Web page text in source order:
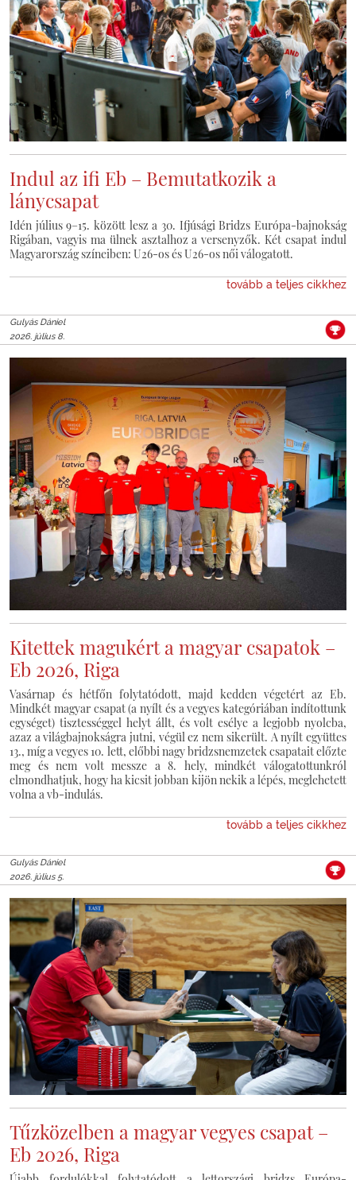
Indul az ifi Eb – Bemutatkozik a
lánycsapat
Idén július 9–15. között lesz a 30. Ifjúsági Bridzs Európa-bajnokság
Rigában, vagyis ma ülnek asztalhoz a versenyzők. Két csapat indul
Magyarország színeiben: U26-os és U26-os női válogatott.
tovább a teljes cikkhez
Gulyás Dániel
2026. július 8.
Kitettek magukért a magyar csapatok –
Eb 2026, Riga
Vasárnap és hétfőn folytatódott, majd kedden végetért az Eb.
Mindkét magyar csapat (a nyílt és a vegyes kategóriában indítottunk
egységet) tisztességgel helyt állt, és volt esélye a legjobb nyolcba,
azaz a világbajnokságra jutni, végül ez nem sikerült. A nyílt együttes
13., míg a vegyes 10. lett, előbbi nagy bridzsnemzetek csapatait előzte
meg és nem volt messze a 8. hely, mindkét válogatottunkról
elmondhatjuk, hogy ha kicsit jobban kijön nekik a lépés, meglehetett
volna a vb-indulás.
tovább a teljes cikkhez
Gulyás Dániel
2026. július 5.
Tűzközelben a magyar vegyes csapat –
Eb 2026, Riga